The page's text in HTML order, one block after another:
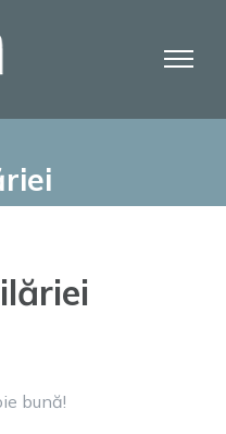
bună!